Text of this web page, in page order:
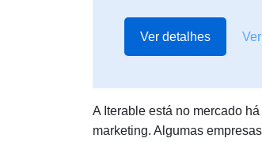
Ver detalhes
A Iterable está no mercado
marketing. Algumas